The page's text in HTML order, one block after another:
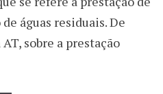
águas residuais. De
sobre a prestação